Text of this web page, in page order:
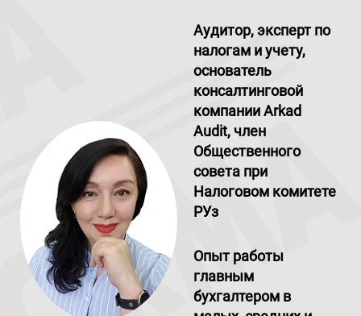
Аудитор, эксперт по
налогам и учету,
основатель
консалтинговой
компании Arkad
Audit, член
Общественного
совета при
Налоговом комитете
РУз
Опыт работы
главным
бухгалтером в